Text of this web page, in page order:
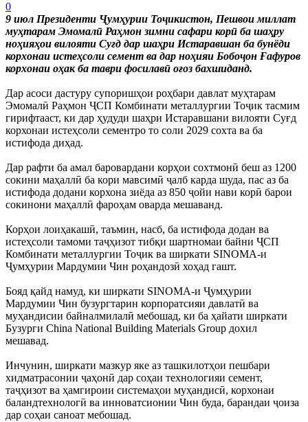
0
9 июл Президенти Ҷумҳурии Тоҷикистон, Пешвои миллат
муҳтарам Эмомалӣ Раҳмон зимни сафари корӣ ба шаҳру
ноҳияҳои вилояти Суғд дар шаҳри Истаравшан ба бунёди
корхонаи истеҳсоли семент ва дар ноҳияи Бобоҷон Ғафуров
корхонаи оҳак ба таври фосилавӣ оғоз бахшиданд.
Дар асоси дастуру супоришҳои роҳбари давлат муҳтарам
Эмомалӣ Раҳмон ҶСП Комбинати металлургии Тоҷик тасмим
гирифтааст, ки дар ҳудуди шаҳри Истаравшани вилояти Суғд
корхонаи истеҳсоли сементро то соли 2029 сохта ва ба
истифода диҳад.
Дар рафти ба амал баровардани корҳои сохтмонӣ беш аз 1200
сокини маҳаллӣ ба кори мавсимӣ ҷалб карда шуда, пас аз ба
истифода додани корхона зиёда аз 850 ҷойи нави корӣ барои
сокинони маҳаллӣ фароҳам оварда мешаванд.
Корҳои лоиҳакашӣ, таъмин, насб, ба истифода додан ва
истеҳсоли тамоми таҷҳизот тибқи шартномаи байни ҶСП
Комбинати металлургии Тоҷик ва ширкати SINOMA-и
Ҷумҳурии Мардумии Чин роҳандозӣ хоҳад гашт.
Бояд қайд намуд, ки ширкати SINOMA-и Ҷумҳурии
Мардумии Чин бузургтарин корпоратсияи давлатӣ ва
муҳандисии байналмилалӣ мебошад, ки ба ҳайати ширкати
Бузурги China National Building Materials Group дохил
мешавад.
Инчунин, ширкати мазкур яке аз ташкилотҳои пешбари
хидматрасонии ҷаҳонӣ дар соҳаи технологияи семент,
таҷҳизот ва ҳамгироии системаҳои муҳандисӣ, корхонаи
баландтехнологӣ ва инноватсионии Чин буда, барандаи ҷоиза
дар соҳаи саноат мебошад.